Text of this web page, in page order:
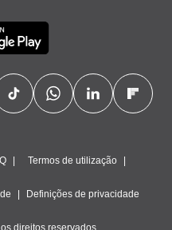
Termos de utilização
Definições de privacidade
direitos reservados